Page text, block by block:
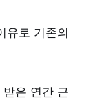
유로 기존의
은 연간 근